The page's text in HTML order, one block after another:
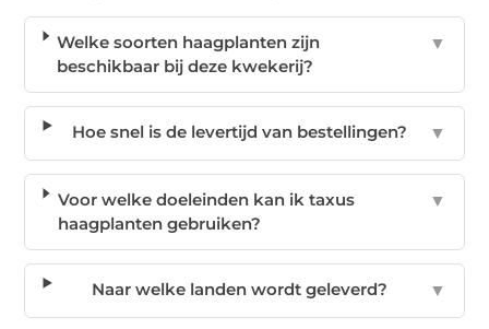
Welke soorten haagplanten zijn
beschikbaar bij deze kwekerij?
▼
Hoe snel is de levertijd van bestellingen? ▼
Voor welke doeleinden kan ik taxus
haagplanten gebruiken?
▼
Naar welke landen wordt geleverd? ▼